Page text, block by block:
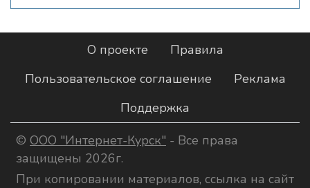
О проекте
Правила
Пользовательское соглашение
Реклама
Поддержка
© ООО "Интернет-Курск" - Все права
защищены 2026г.
При копировании материалов, ссылка на сайт